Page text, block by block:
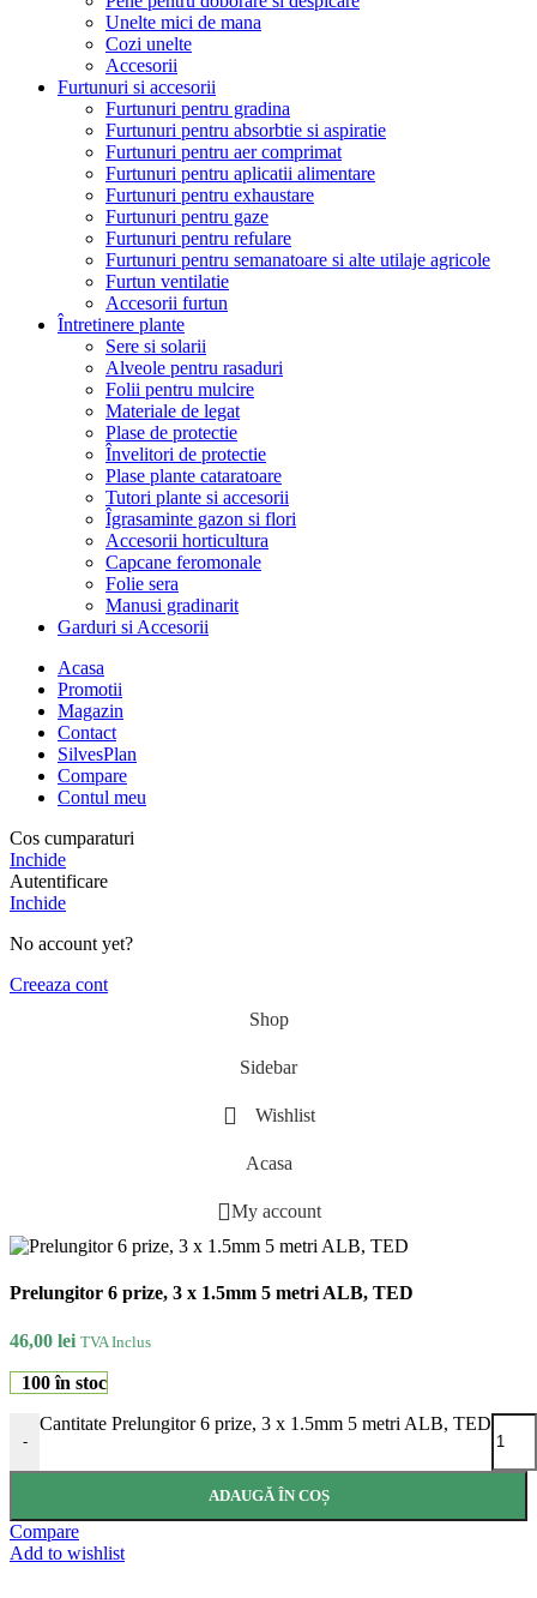
Unelte mici de mana
Cozi unelte
Accesorii
Furtunuri si accesorii
Furtunuri pentru gradina
Furtunuri pentru absorbtie si aspiratie
Furtunuri pentru aer comprimat
Furtunuri pentru aplicatii alimentare
Furtunuri pentru exhaustare
Furtunuri pentru gaze
Furtunuri pentru refulare
Furtunuri pentru semanatoare si alte utilaje agricole
Furtun ventilatie
Accesorii furtun
Întretinere plante
Sere si solarii
Alveole pentru rasaduri
Folii pentru mulcire
Materiale de legat
Plase de protectie
Învelitori de protectie
Plase plante cataratoare
Tutori plante si accesorii
Îgrasaminte gazon si flori
Accesorii horticultura
Capcane feromonale
Folie sera
Manusi gradinarit
Garduri si Accesorii
Acasa
Promotii
Magazin
Contact
SilvesPlan
Compare
Contul meu
Cos cumparaturi
Inchide
Autentificare
Inchide
No account yet?
Creeaza cont
Shop
Sidebar
Wishlist
Acasa
My account
Prelungitor 6 prize, 3 x 1.5mm 5 metri ALB, TED
46,00 lei TVA Inclus
100 în stoc
-
Cantitate Prelungitor 6 prize, 3 x 1.5mm 5 metri ALB, TED
ADAUGĂ ÎN COȘ
Compare
Add to wishlist